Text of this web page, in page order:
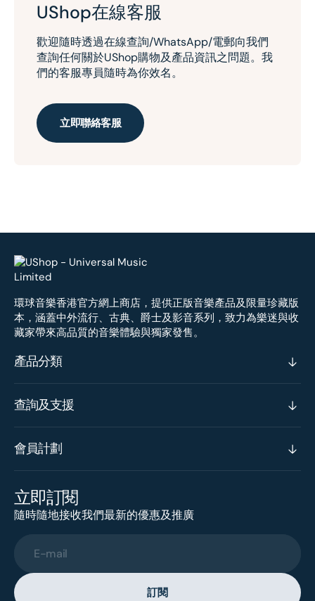
UShop在線客服
歡迎隨時透過在線查詢/WhatsApp/電郵向我們
查詢任何關於UShop購物及產品資訊之問題。我
們的客服專員隨時為你效名。
立即聯絡客服
環球音樂香港官方網上商店，提供正版音樂產品及限量珍藏版
本，涵蓋中外流行、古典、爵士及影音系列，致力為樂迷與收
藏家帶來高品質的音樂體驗與獨家發售。
產品分類
查詢及支援
會員計劃
立即訂閱
隨時隨地接收我們最新的優惠及推廣
E-mail
訂閱